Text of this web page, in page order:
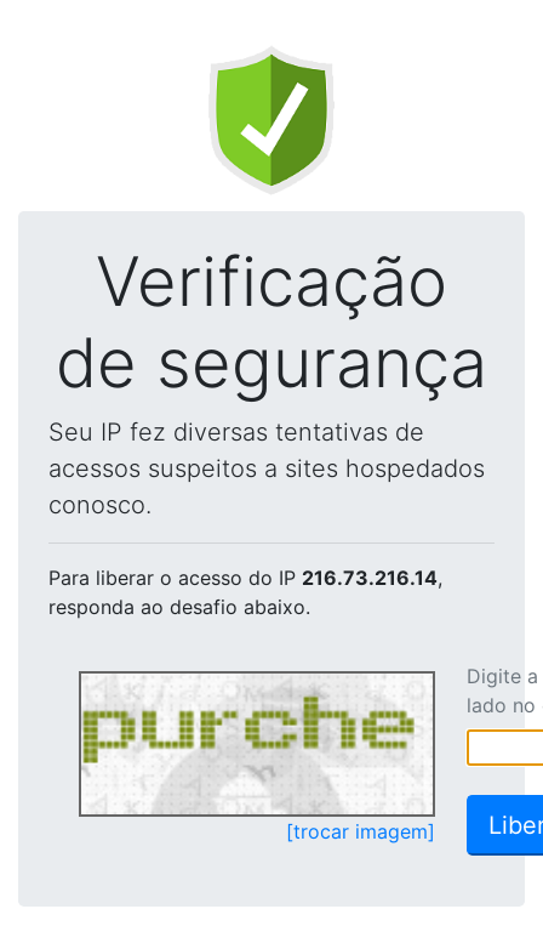
Verificação
de segurança
Seu IP fez diversas tentativas de
acessos suspeitos a sites hospedados
conosco.
Para liberar o acesso do IP 216.73.216.14,
responda ao desafio abaixo.
[trocar imagem]
Digite
lado no